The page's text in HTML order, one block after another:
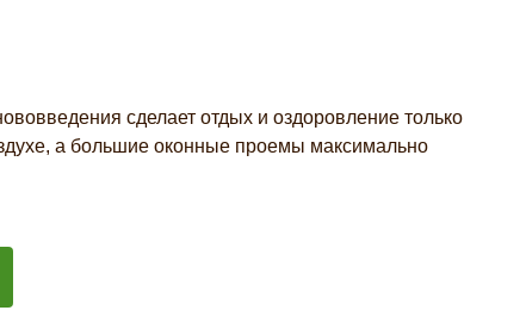
сделает отдых и оздоровление только
а большие оконные проемы максимально